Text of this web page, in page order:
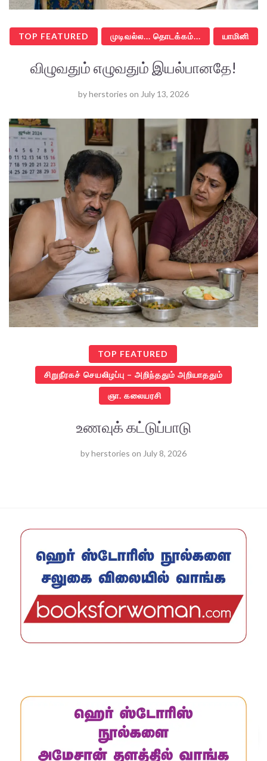
TOP FEATURED முடிவல்ல... தொடக்கம்... யாமினி
விழுவதும் எழுவதும் இயல்பானதே!
byherstories on July 13, 2026
TOP FEATURED
சிறுநீரகச் செயலிழப்பு – அறிந்ததும் அறியாததும்
ஞா. கலையரசி
உணவுக் கட்டுப்பாடு
byherstories on July 8, 2026